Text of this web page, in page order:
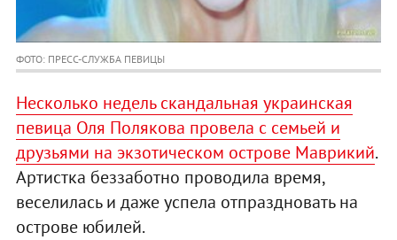
ФОТО: ПРЕСС-СЛУЖБА ПЕВИЦЫ
Несколько недель скандальная украинская
певица Оля Полякова провела с семьей и
друзьями на экзотическом острове Маврикий.
Артистка беззаботно проводила время,
веселилась и даже успела отпраздновать на
острове юбилей.